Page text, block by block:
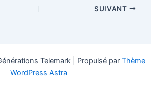
SUIVANT
Telemark | Propulsé par Thème
WordPress Astra